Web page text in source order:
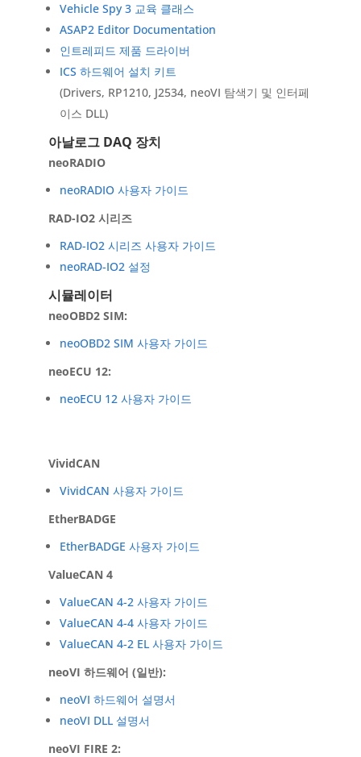
Vehicle Spy 3 교육 클래스
ASAP2 Editor Documentation
인트레피드 제품 드라이버
ICS 하드웨어 설치 키트
(Drivers, RP1210, J2534, neoVI 탐색기 및 인터페
이스 DLL)
아날로그 DAQ 장치
neoRADIO
neoRADIO 사용자 가이드
RAD-IO2 시리즈
RAD-IO2 시리즈 사용자 가이드
neoRAD-IO2 설정
시뮬레이터
neoOBD2 SIM:
neoOBD2 SIM 사용자 가이드
neoECU 12:
neoECU 12 사용자 가이드
VividCAN
VividCAN 사용자 가이드
EtherBADGE
EtherBADGE 사용자 가이드
ValueCAN 4
ValueCAN 4-2 사용자 가이드
ValueCAN 4-4 사용자 가이드
ValueCAN 4-2 EL 사용자 가이드
neoVI 하드웨어 (일반):
neoVI 하드웨어 설명서
neoVI DLL 설명서
neoVI FIRE 2: